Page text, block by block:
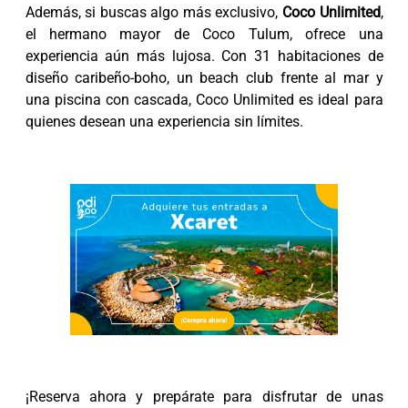
Además, si buscas algo más exclusivo, Coco Unlimited,
el hermano mayor de Coco Tulum, ofrece una
experiencia aún más lujosa. Con 31 habitaciones de
diseño caribeño-boho, un beach club frente al mar y
una piscina con cascada, Coco Unlimited es ideal para
quienes desean una experiencia sin límites.
¡Reserva ahora y prepárate para disfrutar de unas